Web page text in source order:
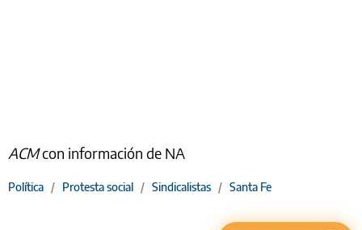
ACMcon información de NA
Política / Protesta social / Sindicalistas / Santa Fe